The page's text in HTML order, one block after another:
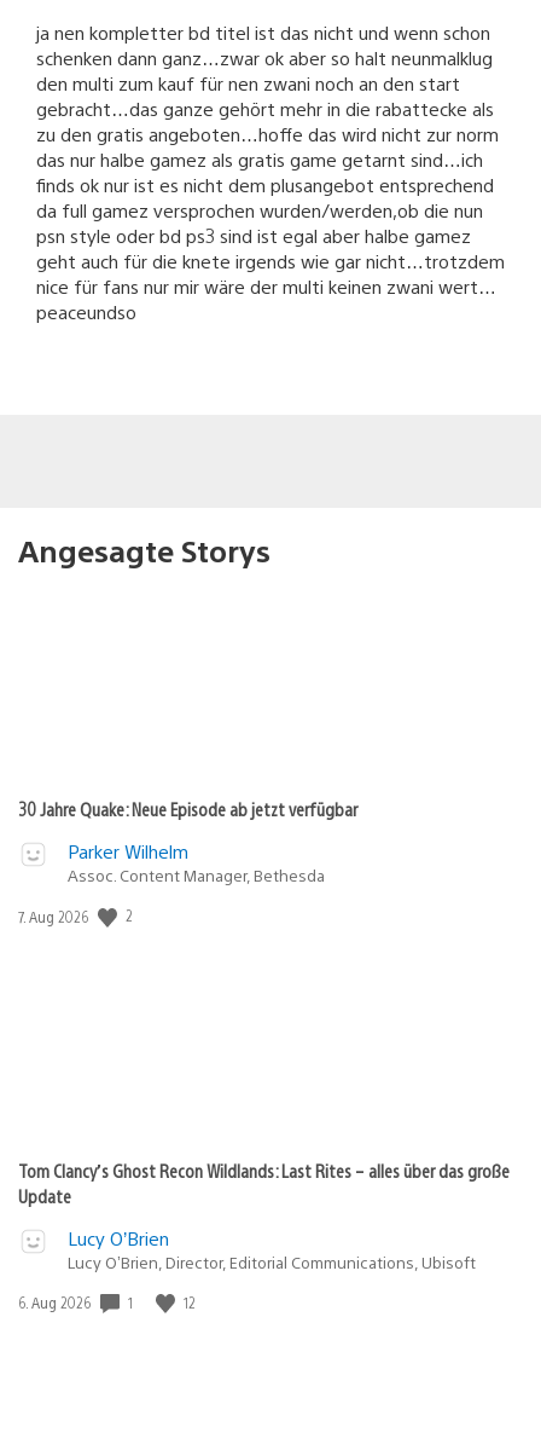
ja nen kompletter bd titel ist das nicht und wenn schon
schenken dann ganz…zwar ok aber so halt neunmalklug
den multi zum kauf für nen zwani noch an den start
gebracht…das ganze gehört mehr in die rabattecke als
zu den gratis angeboten…hoffe das wird nicht zur norm
das nur halbe gamez als gratis game getarnt sind…ich
finds ok nur ist es nicht dem plusangebot entsprechend
da full gamez versprochen wurden/werden,ob die nun
psn style oder bd ps3 sind ist egal aber halbe gamez
geht auch für die knete irgends wie gar nicht…trotzdem
nice für fans nur mir wäre der multi keinen zwani wert…
peaceundso
Angesagte Storys
30 Jahre Quake: Neue Episode ab jetzt verfügbar
Parker Wilhelm
Assoc. Content Manager, Bethesda
Veröffentlichungsdatum:
7. Aug 2026 2
Tom Clancy’s Ghost Recon Wildlands: Last Rites – alles über das große
Update
Lucy O’Brien
Lucy O’Brien, Director, Editorial Communications, Ubisoft
Veröffentlichungsdatum:
6. Aug 2026 1 12